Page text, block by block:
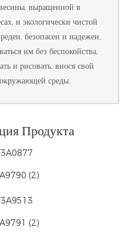
выращенной в
и экологически чистой
безопасен и надежен,
им без беспокойства,
и рисовать, внося свой
среды.
Продукта